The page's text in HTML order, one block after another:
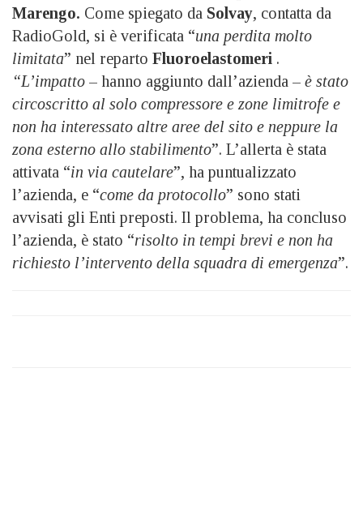
Marengo. Come spiegato da Solvay, contatta da
RadioGold, si è verificata “una perdita molto
limitata” nel reparto Fluoroelastomeri .
“L’impatto – hanno aggiunto dall’azienda – è stato
circoscritto al solo compressore e zone limitrofe e
non ha interessato altre aree del sito e neppure la
zona esterno allo stabilimento”. L’allerta è stata
attivata “in via cautelare”, ha puntualizzato
l’azienda, e “come da protocollo” sono stati
avvisati gli Enti preposti. Il problema, ha concluso
l’azienda, è stato “risolto in tempi brevi e non ha
richiesto l’intervento della squadra di emergenza”.